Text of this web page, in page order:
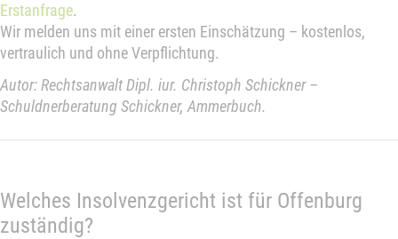
Erstanfrage.
Wir melden uns mit einer ersten Einschätzung – kostenlos,
vertraulich und ohne Verpflichtung.
Autor: Rechtsanwalt Dipl. iur. Christoph Schickner –
Schuldnerberatung Schickner, Ammerbuch.
Welches Insolvenzgericht ist für Offenburg
zuständig?